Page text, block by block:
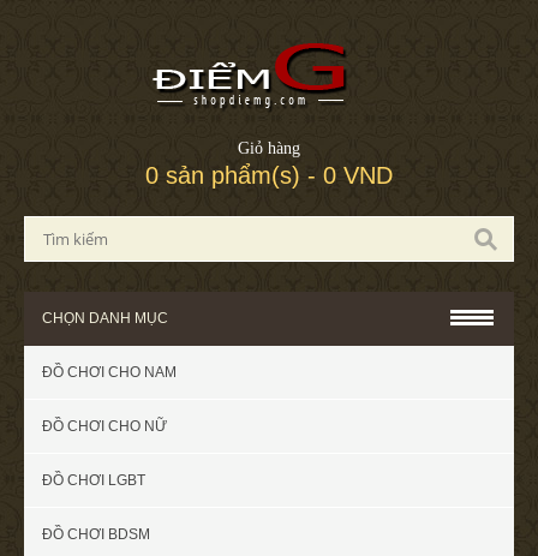
Giỏ hàng
0 sản phẩm(s) - 0 VND
CHỌN DANH MỤC
ĐỒ CHƠI CHO NAM
ĐỒ CHƠI CHO NỮ
ĐỒ CHƠI LGBT
ĐỒ CHƠI BDSM